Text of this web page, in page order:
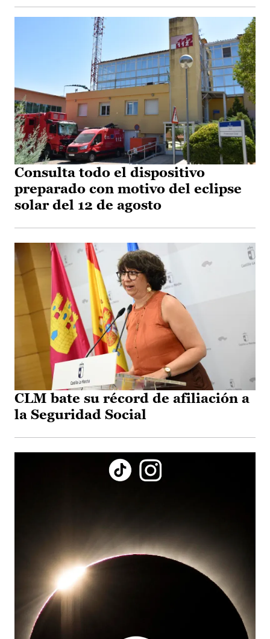
Consulta todo el dispositivo
preparado con motivo del eclipse
solar del 12 de agosto
CLM bate su récord de afiliación a
la Seguridad Social